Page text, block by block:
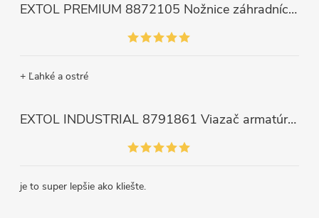
EXTOL PREMIUM 8872105 Nožnice záhradnícke dlhé úzke, 200mm, max. prestrih Ø6mm
+ Ľahké a ostré
EXTOL INDUSTRIAL 8791861 Viazač armatúr aku Share20V, bez aku, drôt 0,8mm, oko 8-34mm, bezuhlíkový motor
je to super lepšie ako kliešte.